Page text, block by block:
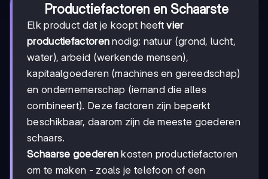
Productiefactoren en Schaarste
Elk product dat je koopt heeftvier
productiefactoren nodig: natuur (grond, lucht,
water), arbeid (werkende mensen),
kapitaalgoederen (machines en gereedschap)
en ondernemerschap (iemand die alles
combineert). Deze factoren zijn beperkt
beschikbaar, daarom zijn de meeste goederen
schaars.
Schaarse goederen kosten productiefactoren
om te maken - zoals je telefoon of een